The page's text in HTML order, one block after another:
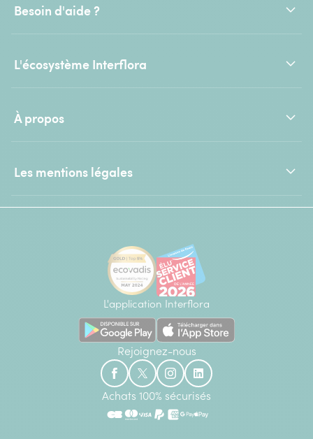
Besoin d'aide ?
L'écosystème Interflora
À propos
Les mentions légales
L'application Interflora
Rejoignez-nous
Achats 100% sécurisés